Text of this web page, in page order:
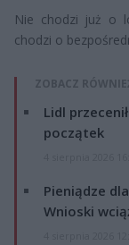
Nie chodzi już o
chodzi o
ZOBACZ
Lidl
początek
Pieniądze
Wnioski